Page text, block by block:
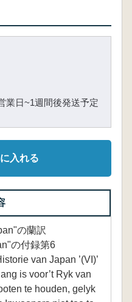
業日~1週間後発送予定
入れる
の蘭訳
の付録第6
van Japan ’(VI)’
is voor’t Ryk van
te houden, gelyk